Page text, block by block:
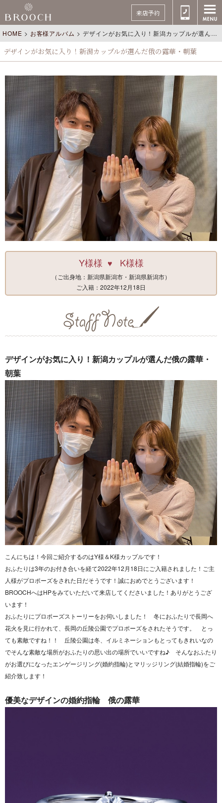
来店予約
HOME > お客様アルバム >デザインがお気に入り！新潟カップルが選んだ俄の露華・朝葉
デザインがお気に入り！新潟カップルが選んだ俄の露華・朝葉
Y様様 ♥ K様様
（ご出身地：新潟県新潟市・新潟県新潟市）
ご入籍：2022年12月18日
デザインがお気に入り！新潟カップルが選んだ俄の露華・
朝葉
こんにちは！今回ご紹介するのはY様＆K様カップルです！
おふたりは3年のお付き合いを経て2022年12月18日にご入籍されました！ご主
人様がプロポーズをされた日だそうです！誠におめでとうございます！
BROOCHへはHPをみていただいて来店してくださいました！ありがとうござ
います！
おふたりにプロポーズストーリーをお伺いしました！ 冬におふたりで長岡へ
花火を見に行かれて、長岡の丘陵公園でプロポーズをされたそうです。 とっ
ても素敵ですね！！ 丘陵公園は冬、イルミネーションもとってもきれいなの
でそんな素敵な場所がおふたりの思い出の場所でいいですね♪ そんなおふたり
がお選びになったエンゲージリング(婚約指輪)とマリッジリング(結婚指輪)をご
紹介致します！
優美なデザインの婚約指輪 俄の露華